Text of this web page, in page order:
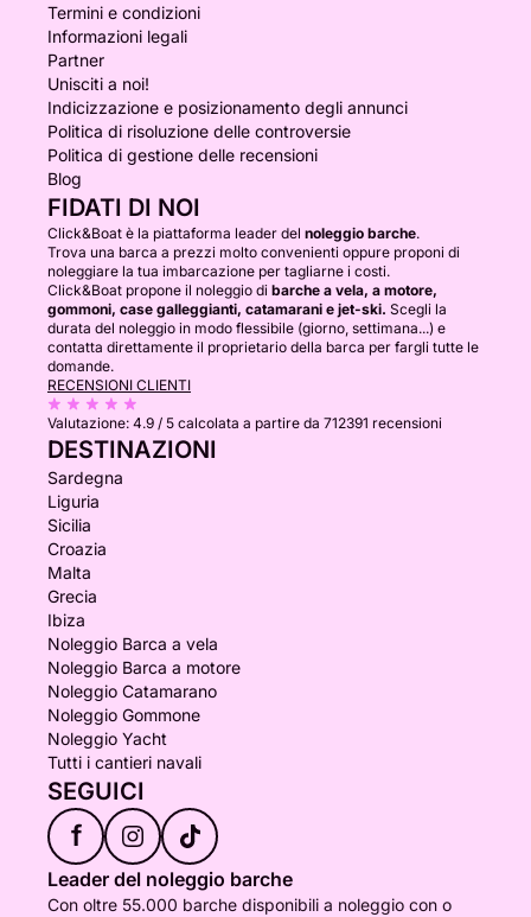
Termini e condizioni
Informazioni legali
Partner
Unisciti a noi!
Indicizzazione e posizionamento degli annunci
Politica di risoluzione delle controversie
Politica di gestione delle recensioni
Blog
FIDATI DI NOI
Click&Boat è la piattaforma leader del noleggio barche.
Trova una barca a prezzi molto convenienti oppure proponi di
noleggiare la tua imbarcazione per tagliarne i costi.
Click&Boat propone il noleggio di barche a vela, a motore,
gommoni, case galleggianti, catamarani e jet-ski. Scegli la
durata del noleggio in modo flessibile (giorno, settimana...) e
contatta direttamente il proprietario della barca per fargli tutte le
domande.
RECENSIONI CLIENTI
Valutazione: 4.9 / 5 calcolata a partire da 712391 recensioni
DESTINAZIONI
Sardegna
Liguria
Sicilia
Croazia
Malta
Grecia
Ibiza
Noleggio Barca a vela
Noleggio Barca a motore
Noleggio Catamarano
Noleggio Gommone
Noleggio Yacht
Tutti i cantieri navali
SEGUICI
f
Leader del noleggio barche
Con oltre 55.000 barche disponibili a noleggio con o